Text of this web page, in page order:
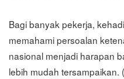
Bagi banyak pekerja,
memahami persoalan
nasional menjadi harapan
lebih mudah tersampaikan.